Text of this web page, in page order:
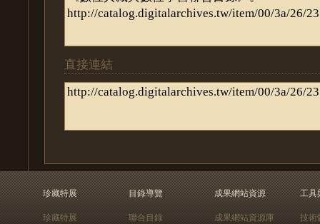
直接連結
珍藏特展
珍藏特展
目錄導覽
聯合目錄
成果網站資源
成果網站資源庫
工具
技術